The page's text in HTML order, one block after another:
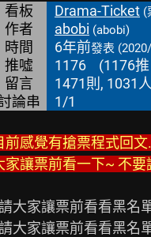
看板 Drama-Ticket (
作者 abobi (abobi)
時間 6年前發表
推噓 1176 (1176推
留言
1471則, 1031人
論串 1/1
前感覺有搶票程式回
家讓票前看一下~ 不要
大家讓票前看看黑名
大家讓票前看看黑名